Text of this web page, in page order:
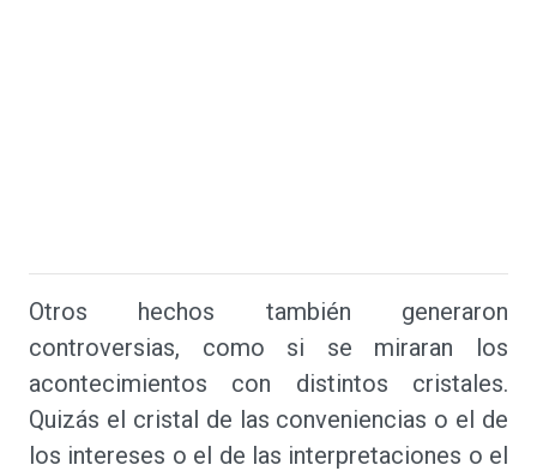
Otros hechos también generaron
controversias, como si se miraran los
acontecimientos con distintos cristales.
Quizás el cristal de las conveniencias o el de
los intereses o el de las interpretaciones o el